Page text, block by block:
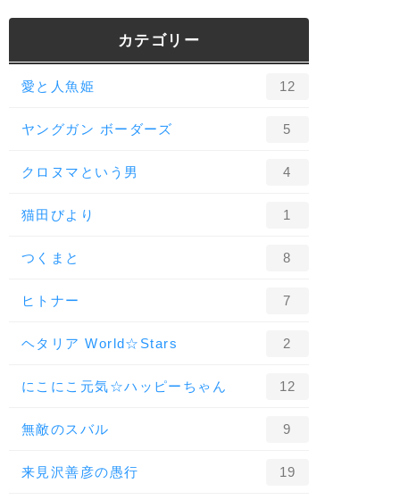
カテゴリー
愛と人魚姫 12
ヤングガン ボーダーズ 5
クロヌマという男 4
猫田びより 1
つくまと 8
ヒトナー 7
ヘタリア World☆Stars 2
にこにこ元気☆ハッピーちゃん 12
無敵のスバル 9
来見沢善彦の愚行 19